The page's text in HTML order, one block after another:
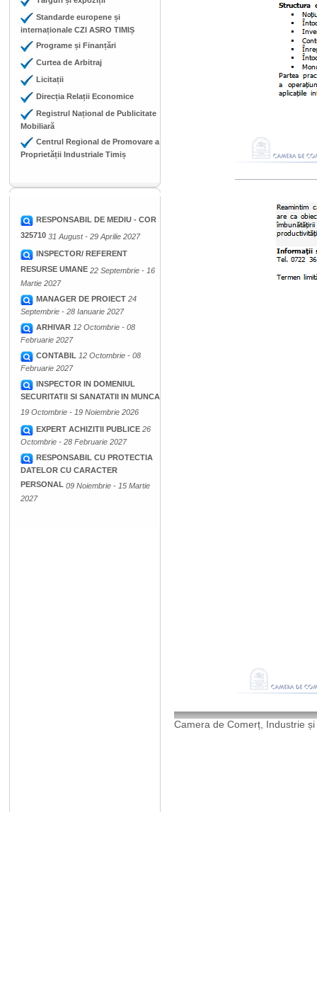
Standarde europene și
internaționale CZI ASRO TIMIȘ
Programe și Finanțări
Curtea de Arbitraj
Licitații
Direcția Relații Economice
Registrul Național de Publicitate
Mobiliară
Centrul Regional de Promovare a
Proprietății Industriale Timiș
RESPONSABIL DE MEDIU - COR
325710 31 August - 29 Aprilie 2027
INSPECTOR/ REFERENT
RESURSE UMANE 22 Septembrie - 16
Martie 2027
MANAGER DE PROIECT 24
Septembrie - 28 Ianuarie 2027
ARHIVAR 12 Octombrie - 08
Februarie 2027
CONTABIL 12 Octombrie - 08
Februarie 2027
INSPECTOR IN DOMENIUL
SECURITATII SI SANATATII IN MUNCA
19 Octombrie - 19 Noiembrie 2026
EXPERT ACHIZITII PUBLICE 26
Octombrie - 28 Februarie 2027
RESPONSABIL CU PROTECTIA
DATELOR CU CARACTER
PERSONAL 09 Noiembrie - 15 Martie
2027
Camera de Comerț, Industrie